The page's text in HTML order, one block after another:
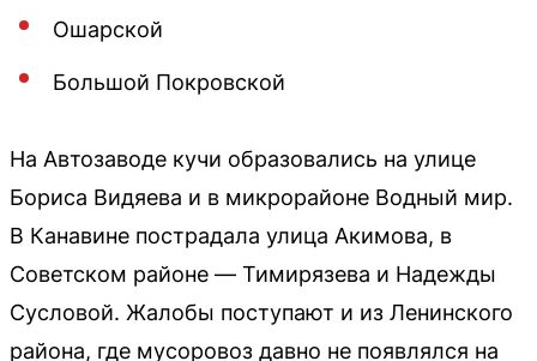
Ошарской
Большой Покровской
На Автозаводе кучи образовались на улице
Бориса Видяева и в микрорайоне Водный мир.
В Канавине пострадала улица Акимова, в
Советском районе — Тимирязева и Надежды
Сусловой. Жалобы поступают и из Ленинского
района, где мусоровоз давно не появлялся на